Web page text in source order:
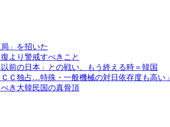
」を招いた
より警戒すべきこと
前の日本」との戦い、もう終える時＝韓国
Ｃ独占…特殊・一般機械の対日依存度も高い」
き大韓民国の真骨頂